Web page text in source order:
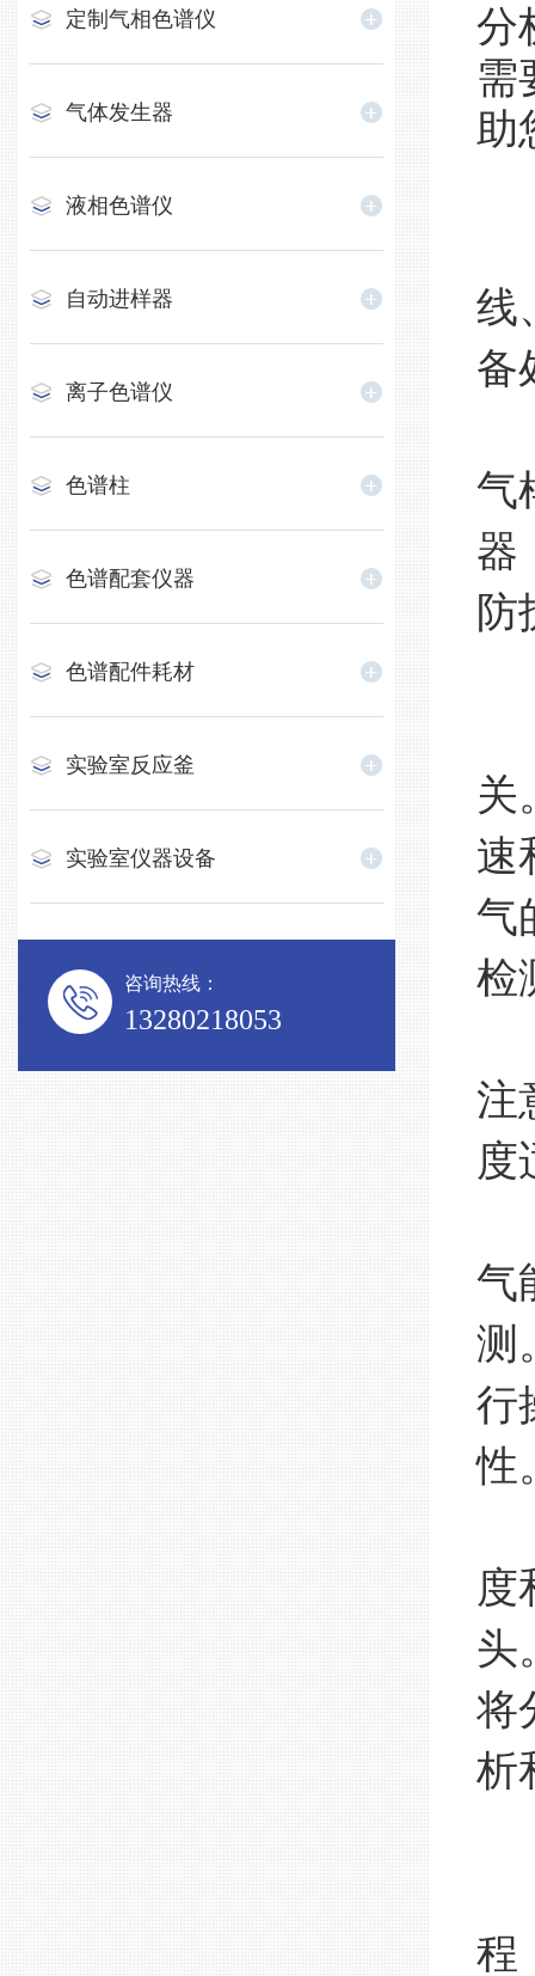
定制气相色谱仪
气体发生器
液相色谱仪
自动进样器
离子色谱仪
色谱柱
色谱配套仪器
色谱配件耗材
实验室反应釜
实验室仪器设备
咨询热线：
13280218053
分
需
助
线
备
气
器
防
关
速
气
检
注
度
气
测
行
性
度
头
将
析
程